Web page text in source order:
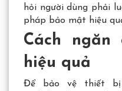
hỏi người dùng phải
pháp bảo mật hiệu
Cách ngăn
hiệu quả
Để bảo vệ thiết bị